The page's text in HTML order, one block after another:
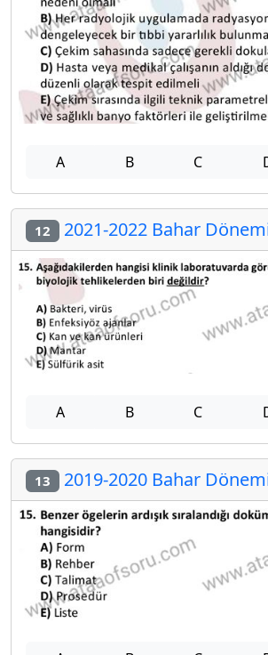
A B C
12 2021-2022 Bahar Dönemi
A B C
13 2019-2020 Bahar Dönemi